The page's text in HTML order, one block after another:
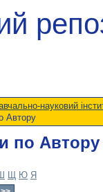
по Автору
науковий
Автору
по Автору
Щ Ю Я